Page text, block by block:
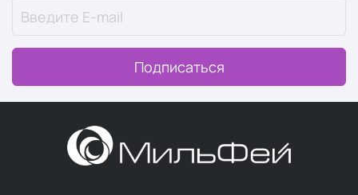
Подписаться